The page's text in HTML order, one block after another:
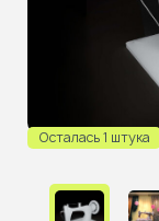
Осталась 1 штука